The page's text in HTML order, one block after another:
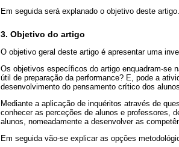
Em seguida será explanado o objetivo deste artigo.
3. Objetivo do artigo
O objetivo geral deste artigo é apresentar uma
Os objetivos específicos do artigo enquadram-se
útil de preparação da performance? E, pode a
desenvolvimento do pensamento crítico dos
Mediante a aplicação de inquéritos através de
conhecer as perceções de alunos e professores,
alunos, nomeadamente a desenvolver as
Em seguida vão-se explicar as opções